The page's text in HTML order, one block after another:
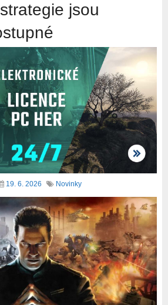
jsou
19. 6. 2026 Novinky